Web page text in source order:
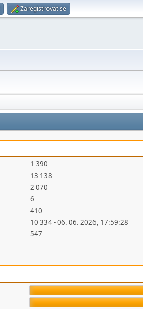
Zaregistrovat se
1 390
13 138
2 070
6
410
10 334 - 06. 06. 2026, 17:59:28
547